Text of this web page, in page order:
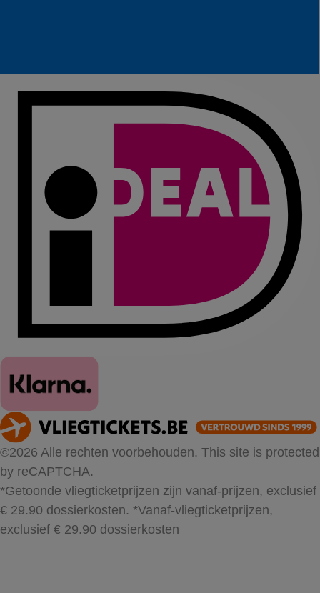
©2026 Alle rechten voorbehouden. This site is protected
by reCAPTCHA.
*Getoonde vliegticketprijzen zijn vanaf-prijzen, exclusief
€ 29.90 dossierkosten. *Vanaf-vliegticketprijzen,
exclusief € 29.90 dossierkosten